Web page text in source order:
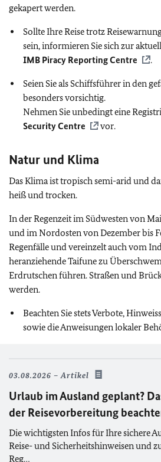
gekapert werden.
Sollte Ihre Reise trotz
sein, informieren Sie sich zur
IMB Piracy Reporting Centre
.
Seien Sie als Schiffsführer in den
besonders vorsichtig.
Nehmen Sie unbedingt eine
Security Centre
vor.
Natur und Klima
Das Klima ist tropisch semi-arid und
heiß und trocken.
In der Regenzeit im Südwesten von
und im Nordosten von Dezember bis
Regenfälle und vereinzelt auch vom
heranziehende Taifune zu
Erdrutschen führen. Straßen und
werden.
Beachten Sie stets Verbote,
sowie die Anweisungen lokaler
03.08.2026 Artikel
Urlaub im Ausland geplant?
der Reisevorbereitung
Die wichtigsten Infos für Ihre sichere
Reise- und Sicherheitshinweisen und
Reg…